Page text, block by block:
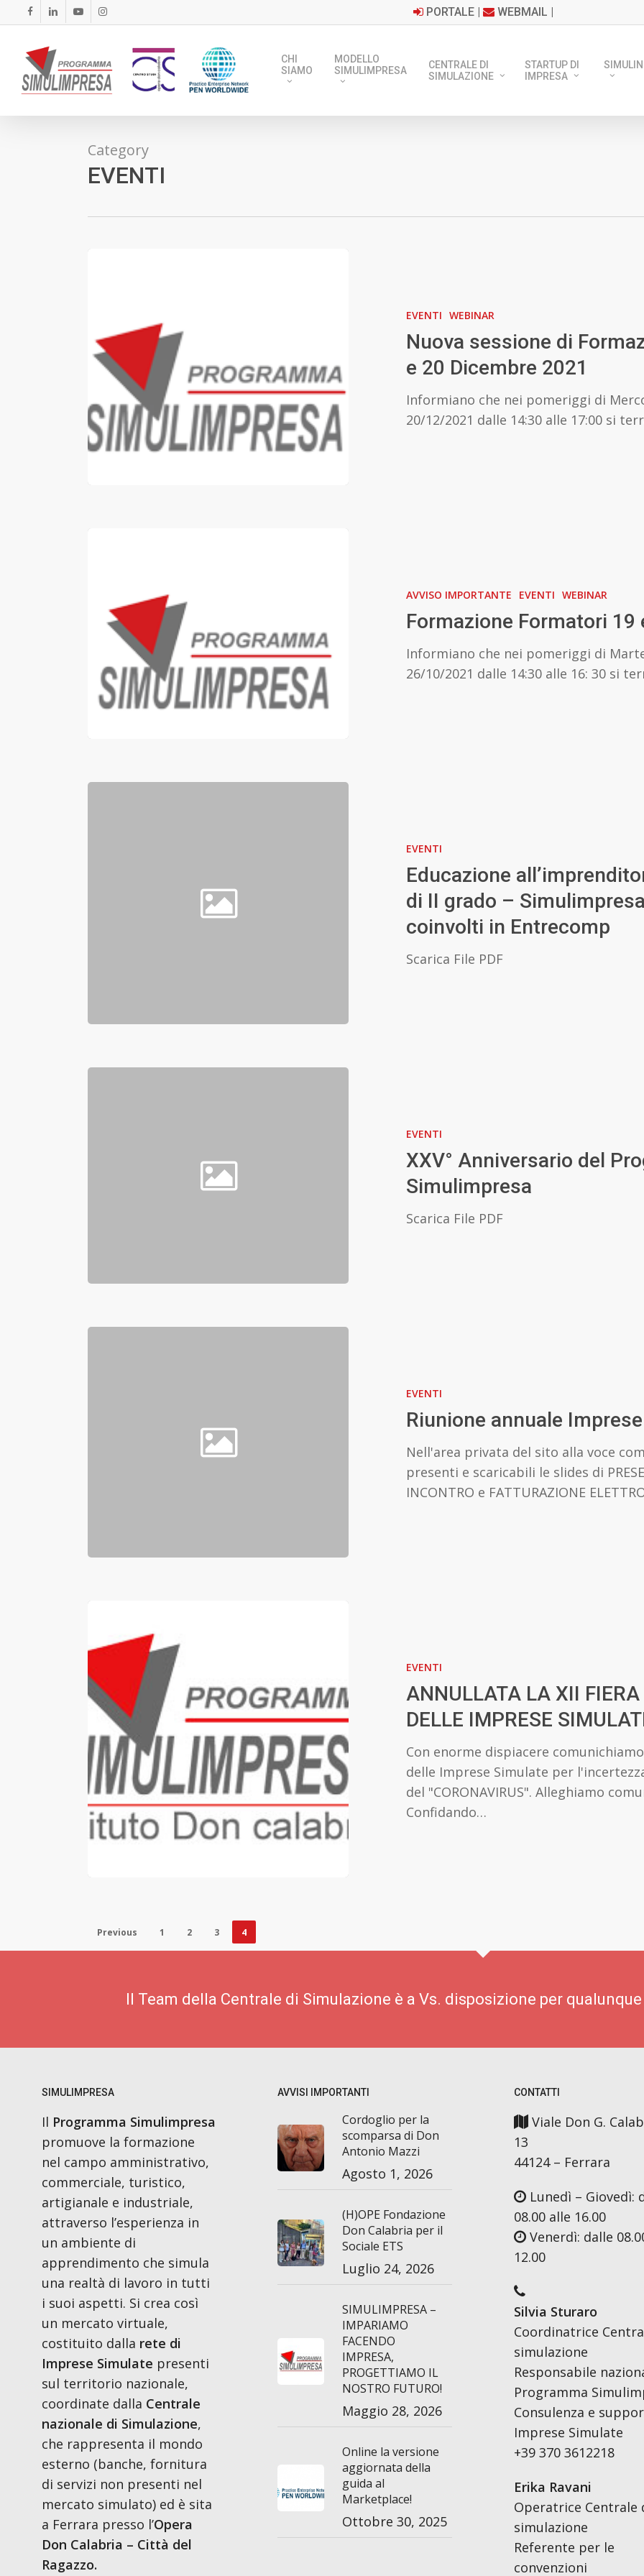
to
main
content
FACEBOOKLINKEDINYOUTUBEINSTAGRAM PORTALE| WEBMAIL |
CHI
SIAMO
MODELLO
SIMULIMPRESA
CENTRALE DI
SIMULAZIONE
STARTUP DI
IMPRESA
Category
EVENTI
Formazione
Formatori
Dicembre
EVENTI WEBINAR
Nuova sessione di
e 20 Dicembre 2021
Informiano che nei pomeriggi di
20/12/2021 dalle 14:30 alle 17:00 si
AVVISO IMPORTANTE EVENTI WEBINAR
Formazione Formatori 19
Informiano che nei pomeriggi di
26/10/2021 dalle 14:30 alle 16: 30 si
Simulimpresa
EVENTI
Educazione
di II grado –
coinvolti in Entrecomp
Scarica File PDF
Programma
Simulimpresa
EVENTI
XXV° Anniversario del
Simulimpresa
Scarica File PDF
EVENTI
Riunione annuale
Nell'area privata del sito alla voce
presenti e scaricabili le slides di
INCONTRO e FATTURAZIONE
INTERNAZIONALE
SIMULATE
EVENTI
ANNULLATA LA XII
DELLE IMPRESE
Con enorme dispiacere
delle Imprese Simulate per
del "CORONAVIRUS". Alleghiamo
Confidando…
Previous 1 2 3 4
Il Team della Centrale di Simulazione è a Vs. disposizione per
SIMULIMPRESA
Il Programma Simulimpresa
promuove la formazione
nel campo amministrativo,
commerciale, turistico,
artigianale e industriale,
attraverso l’esperienza in
un ambiente di
apprendimento che simula
una realtà di lavoro in tutti
i suoi aspetti. Si crea così
un mercato virtuale,
costituito dalla rete di
Imprese Simulate presenti
sul territorio nazionale,
coordinate dalla Centrale
nazionale di Simulazione,
che rappresenta il mondo
esterno (banche, fornitura
di servizi non presenti nel
mercato simulato) ed è sita
a Ferrara presso l’Opera
Don Calabria – Città del
Ragazzo.
AVVISI IMPORTANTI
Cordoglio per la
scomparsa di Don
Antonio Mazzi
Agosto 1, 2026
(H)OPE Fondazione
Don Calabria per il
Sociale ETS
Luglio 24, 2026
SIMULIMPRESA –
IMPARIAMO
FACENDO
IMPRESA,
PROGETTIAMO IL
NOSTRO FUTURO!
Maggio 28, 2026
Online la versione
aggiornata della
guida al
Marketplace!
Ottobre 30, 2025
CONTATTI
Viale Don G.
13
44124 – Ferrara
Lunedì – Giovedì:
08.00 alle 16.00
Venerdì: dalle
12.00
Silvia Sturaro
Coordinatrice
simulazione
Responsabile
Programma
Consulenza e
Imprese Simulate
+39 370 3612218
Erika Ravani
Operatrice Centrale
simulazione
Referente per le
convenzioni